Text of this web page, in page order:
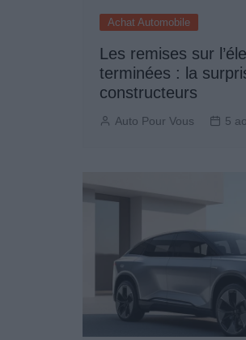
Achat Automobile
Les remises sur
terminées : la
constructeurs
Auto Pour Vous 5